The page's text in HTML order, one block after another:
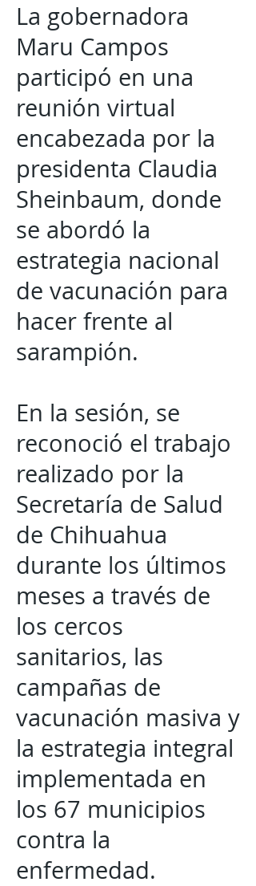
La gobernadora
Maru Campos
participó en una
reunión virtual
encabezada por la
presidenta Claudia
Sheinbaum, donde
se abordó la
estrategia nacional
de vacunación para
hacer frente al
sarampión.
En la sesión, se
reconoció el trabajo
realizado por la
Secretaría de Salud
de Chihuahua
durante los últimos
meses a través de
los cercos
sanitarios, las
campañas de
vacunación masiva y
la estrategia integral
implementada en
los 67 municipios
contra la
enfermedad.